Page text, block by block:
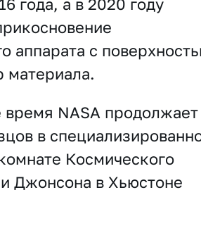
года, а в 2020 году
аппарата с
материала.
время NASA продолжает
в
Космического
Джонсона в Хьюстоне